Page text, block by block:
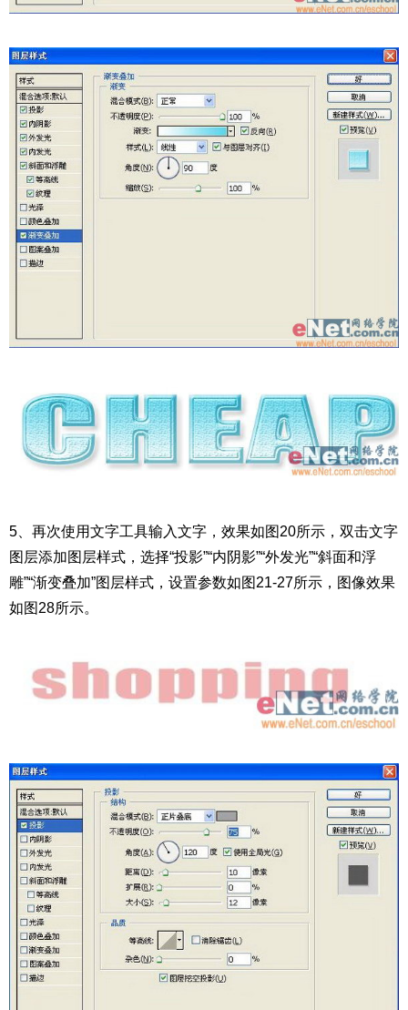
5、再次使用文字工具输入文字，效果如图20所示，双击文字
图层添加图层样式，选择“投影”“内阴影”“外发光”“斜面和浮
雕”“渐变叠加”图层样式，设置参数如图21-27所示，图像效果
如图28所示。